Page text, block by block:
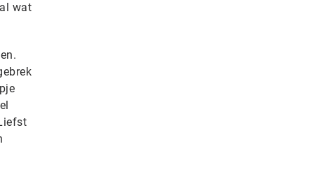
wat